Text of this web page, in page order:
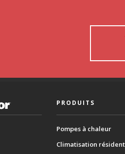
PRODUITS
Pompes à chaleur
Climatisation